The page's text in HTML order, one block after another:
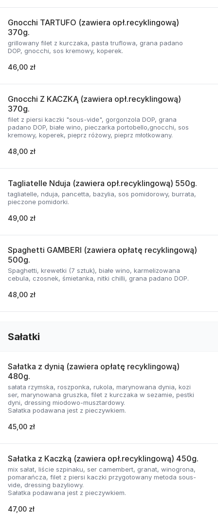
Gnocchi TARTUFO (zawiera opł.recyklingową)
370g.
grillowany filet z kurczaka, pasta truflowa, grana padano
DOP, gnocchi, sos kremowy, koperek.
46,00 zł
Gnocchi Z KACZKĄ (zawiera opł.recyklingową)
370g.
filet z piersi kaczki "sous-vide", gorgonzola DOP, grana
padano DOP, białe wino, pieczarka portobello,gnocchi, sos
kremowy, koperek, pieprz różowy, pieprz młotkowany.
48,00 zł
Tagliatelle Nduja (zawiera opł.recyklingową) 550g.
tagliatelle, nduja, pancetta, bazylia, sos pomidorowy, burrata,
pieczone pomidorki.
49,00 zł
Spaghetti GAMBERI (zawiera opłatę recyklingową)
500g.
Spaghetti, krewetki (7 sztuk), białe wino, karmelizowana
cebula, czosnek, śmietanka, nitki chilli, grana padano DOP.
48,00 zł
Sałatki
Sałatka z dynią (zawiera opłatę recyklingową)
480g.
sałata rzymska, roszponka, rukola, marynowana dynia, kozi
ser, marynowana gruszka, filet z kurczaka w sezamie, pestki
dyni, dressing miodowo-musztardowy.
Sałatka podawana jest z pieczywkiem.
45,00 zł
Sałatka z Kaczką (zawiera opł.recyklingową) 450g.
mix sałat, liście szpinaku, ser camembert, granat, winogrona,
pomarańcza, filet z piersi kaczki przygotowany metoda sous-
vide, dressing bazyliowy.
Sałatka podawana jest z pieczywkiem.
47,00 zł